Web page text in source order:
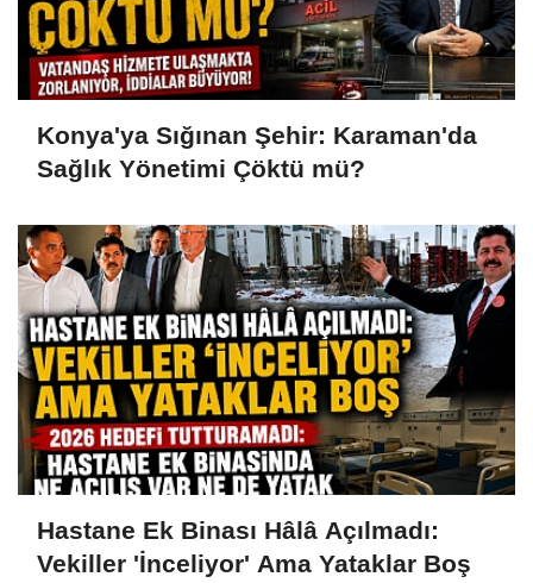
Konya'ya Sığınan Şehir: Karaman'da
Sağlık Yönetimi Çöktü mü?
Hastane Ek Binası Hâlâ Açılmadı:
Vekiller 'İnceliyor' Ama Yataklar Boş